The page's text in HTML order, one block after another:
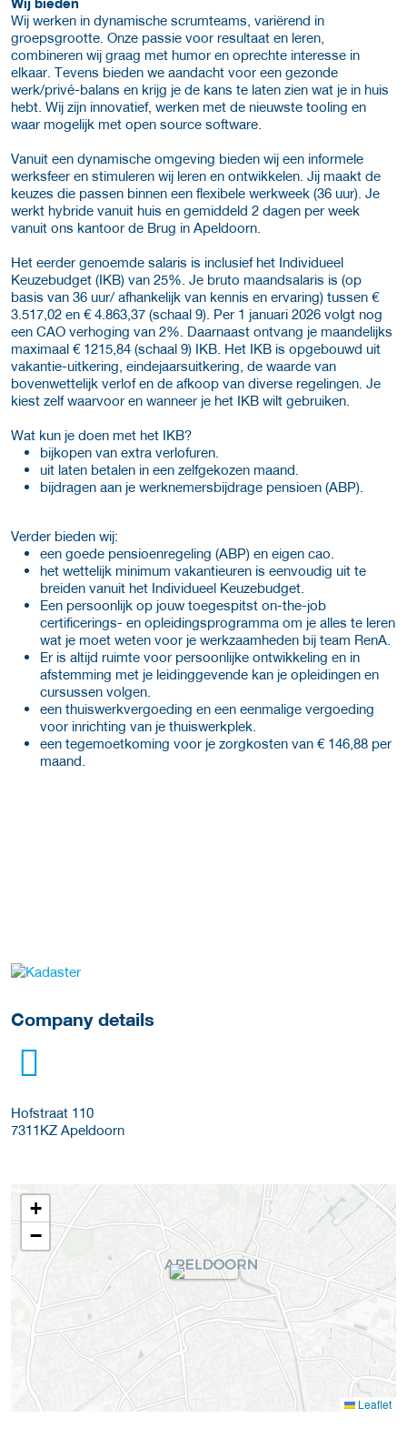
Wij werken in dynamische scrumteams, variërend in
groepsgrootte. Onze passie voor resultaat en leren,
combineren wij graag met humor en oprechte interesse in
elkaar. Tevens bieden we aandacht voor een gezonde
werk/privé-balans en krijg je de kans te laten zien wat je in huis
hebt. Wij zijn innovatief, werken met de nieuwste tooling en
waar mogelijk met open source software.
Vanuit een dynamische omgeving bieden wij een informele
werksfeer en stimuleren wij leren en ontwikkelen. Jij maakt de
keuzes die passen binnen een flexibele werkweek (36 uur). Je
werkt hybride vanuit huis en gemiddeld 2 dagen per week
vanuit ons kantoor de Brug in Apeldoorn.
Het eerder genoemde salaris is inclusief het Individueel
Keuzebudget (IKB) van 25%. Je bruto maandsalaris is (op
basis van 36 uur/ afhankelijk van kennis en ervaring) tussen €
3.517,02 en € 4.863,37 (schaal 9). Per 1 januari 2026 volgt nog
een CAO verhoging van 2%. Daarnaast ontvang je maandelijks
maximaal € 1215,84 (schaal 9) IKB. Het IKB is opgebouwd uit
vakantie-uitkering, eindejaarsuitkering, de waarde van
bovenwettelijk verlof en de afkoop van diverse regelingen. Je
kiest zelf waarvoor en wanneer je het IKB wilt gebruiken.
Wat kun je doen met het IKB?
bijkopen van extra verlofuren.
uit laten betalen in een zelfgekozen maand.
bijdragen aan je werknemersbijdrage pensioen (ABP).
Verder bieden wij:
een goede pensioenregeling (ABP) en eigen cao.
het wettelijk minimum vakantieuren is eenvoudig uit te
breiden vanuit het Individueel Keuzebudget.
Een persoonlijk op jouw toegespitst on-the-job
certificerings- en opleidingsprogramma om je alles te leren
wat je moet weten voor je werkzaamheden bij team RenA.
Er is altijd ruimte voor persoonlijke ontwikkeling en in
afstemming met je leidinggevende kan je opleidingen en
cursussen volgen.
een thuiswerkvergoeding en een eenmalige vergoeding
voor inrichting van je thuiswerkplek.
een tegemoetkoming voor je zorgkosten van € 146,88 per
maand.
More Employer Details
Company details
Hofstraat 110
7311KZ Apeldoorn
+
−
Leaflet